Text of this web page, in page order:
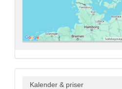
Kalender & priser